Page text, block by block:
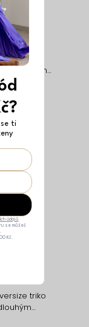
EU
crop
s dlouhým
triko
se ti
údajů
se můžeš
Kč.